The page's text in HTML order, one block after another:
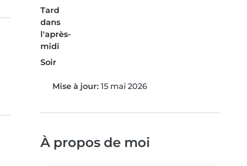
Tard
dans
l'après-
midi
Soir
Mise à jour: 15 mai 2026
À propos de moi